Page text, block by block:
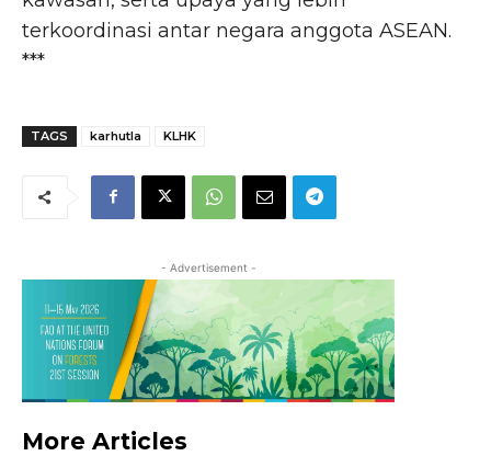
terkoordinasi antar negara anggota ASEAN.
***
TAGS karhutla KLHK
- Advertisement -
More Articles